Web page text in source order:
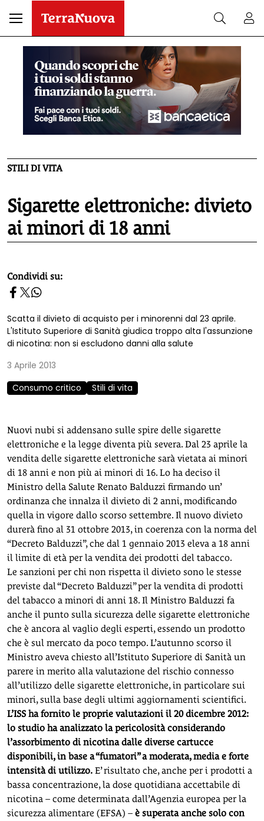
STILI DI VITA
Sigarette elettroniche: divieto
ai minori di 18 anni
homepage h2
Condividi su:
Scatta il divieto di acquisto per i minorenni dal 23 aprile.
L'Istituto Superiore di Sanità giudica troppo alta l'assunzione
di nicotina: non si escludono danni alla salute
3 Aprile 2013
Consumo critico
Stili di vita
Nuovi nubi si addensano sulle spire delle sigarette
elettroniche e la legge diventa più severa. Dal 23 aprile la
vendita delle sigarette elettroniche sarà vietata ai minori
di 18 anni e non più ai minori di 16. Lo ha deciso il
Ministro della Salute Renato Balduzzi firmando un’
ordinanza che innalza il divieto di 2 anni, modificando
quella in vigore dallo scorso settembre. Il nuovo divieto
durerà fino al 31 ottobre 2013, in coerenza con la norma del
“Decreto Balduzzi”, che dal 1 gennaio 2013 eleva a 18 anni
il limite di età per la vendita dei prodotti del tabacco.
Le sanzioni per chi non rispetta il divieto sono le stesse
previste dal “Decreto Balduzzi” per la vendita di prodotti
del tabacco a minori di anni 18. Il Ministro Balduzzi fa
anche il punto sulla sicurezza delle sigarette elettroniche
che è ancora al vaglio degli esperti, essendo un prodotto
che è sul mercato da poco tempo. L’autunno scorso il
Ministro aveva chiesto all’Istituto Superiore di Sanità un
parere in merito alla valutazione del rischio connesso
all’utilizzo delle sigarette elettroniche, in particolare sui
minori, sulla base degli ultimi aggiornamenti scientifici.
L’ISS ha fornito le proprie valutazioni il 20 dicembre 2012:
lo studio ha analizzato la pericolosità considerando
l’assorbimento di nicotina dalle diverse cartucce
disponibili, in base a “fumatori” a moderata, media e forte
intensità di utilizzo. E’ risultato che, anche per i prodotti a
bassa concentrazione, la dose quotidiana accettabile di
nicotina – come determinata dall’Agenzia europea per la
sicurezza alimentare (EFSA) – è superata anche solo con